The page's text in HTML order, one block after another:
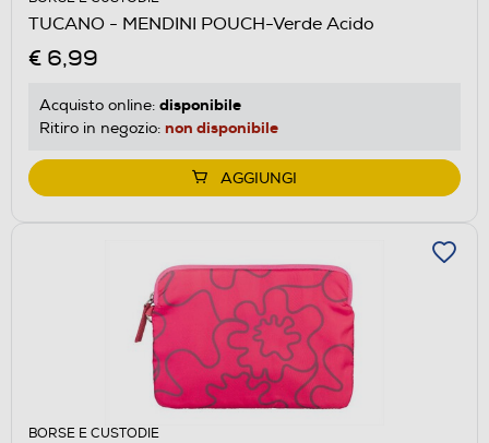
TUCANO - MENDINI POUCH-Verde Acido
€ 6,99
Acquisto online: disponibile
Ritiro in negozio: non disponibile
AGGIUNGI
BORSE E CUSTODIE